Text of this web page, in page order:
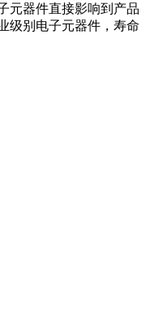
元器件直接影响到产品
级别电子元器件，寿命